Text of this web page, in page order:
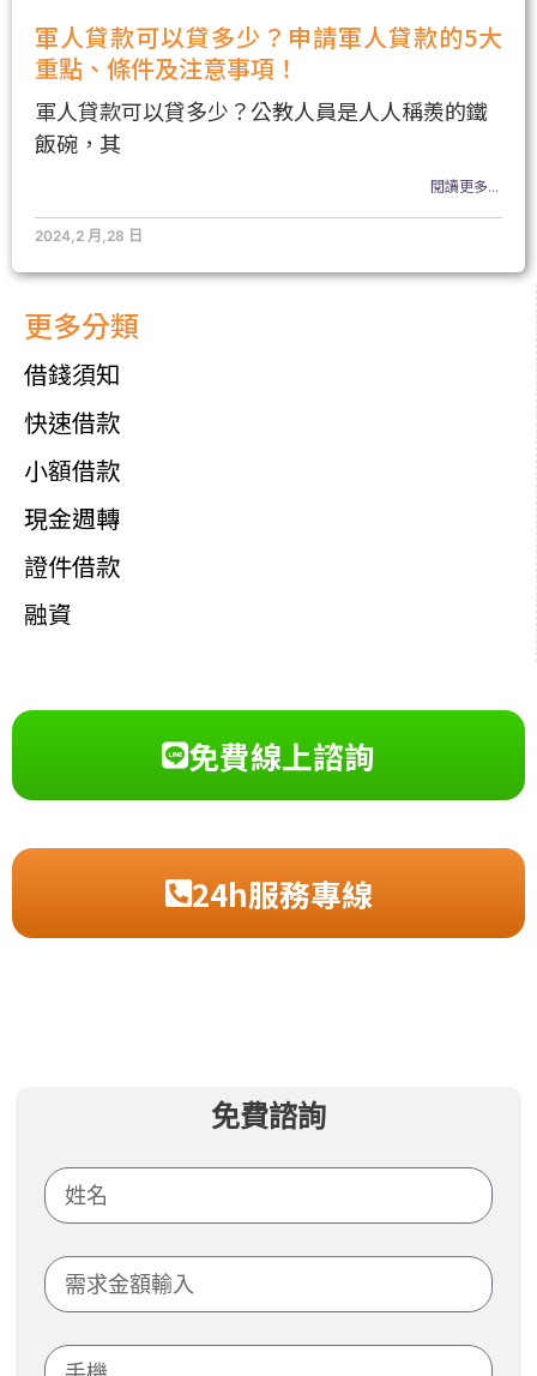
更多分類
借錢須知
快速借款
小額借款
現金週轉
證件借款
融資
軍人貸款可以貸多少？申請軍人貸款的5大
重點、條件及注意事項！
軍人貸款可以貸多少？公教人員是人人稱羨的鐵
飯碗，其
閱讀更多...
2024,2 月,28 日
免費線上諮詢
24h服務專線
免費諮詢